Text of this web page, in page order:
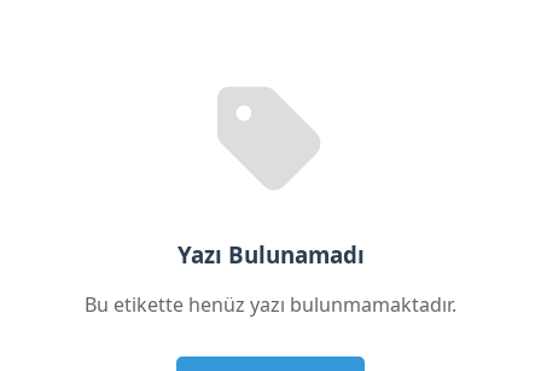
Yazı Bulunamadı
Bu etikette henüz yazı bulunmamaktadır.